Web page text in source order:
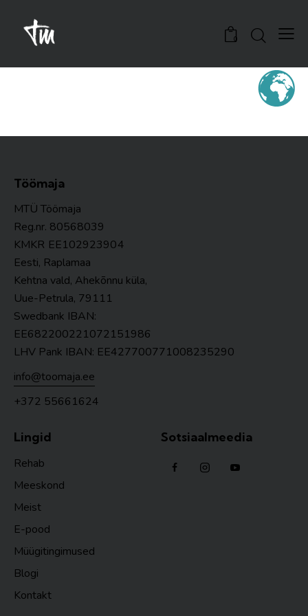
0
Töömaja
MTÜ Töömaja
Reg.nr. 80568039
KMKR EE102923904
Eesti, Raplamaa
Kehtna vald, Ahekõnnu küla,
Uue-Petrula, 79111
Swedbank IBAN:
EE682200221072151986
LHV Pank IBAN: EE427700771008235290
info@toomaja.ee
+372 55661624
Lingid
Rehab
Meeskond
Meist
E-pood
Müügitingimused
Blogi
Kontakt
Sotsiaalmeedia